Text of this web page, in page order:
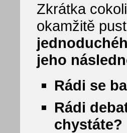
Zkrátka
okamžitě
jeho
Rádi se
Rádi
chystáte?